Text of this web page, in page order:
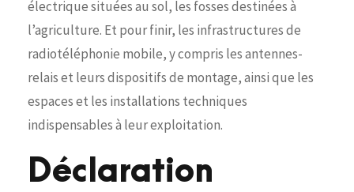
électrique situées au sol, les fosses destinées à
l’agriculture. Et pour finir, les infrastructures de
radiotéléphonie mobile, y compris les antennes-
relais et leurs dispositifs de montage, ainsi que les
espaces et les installations techniques
indispensables à leur exploitation.
Déclaration